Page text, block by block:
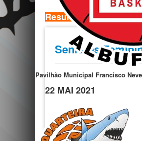
22 MAI 2021
Resultados
Seniores